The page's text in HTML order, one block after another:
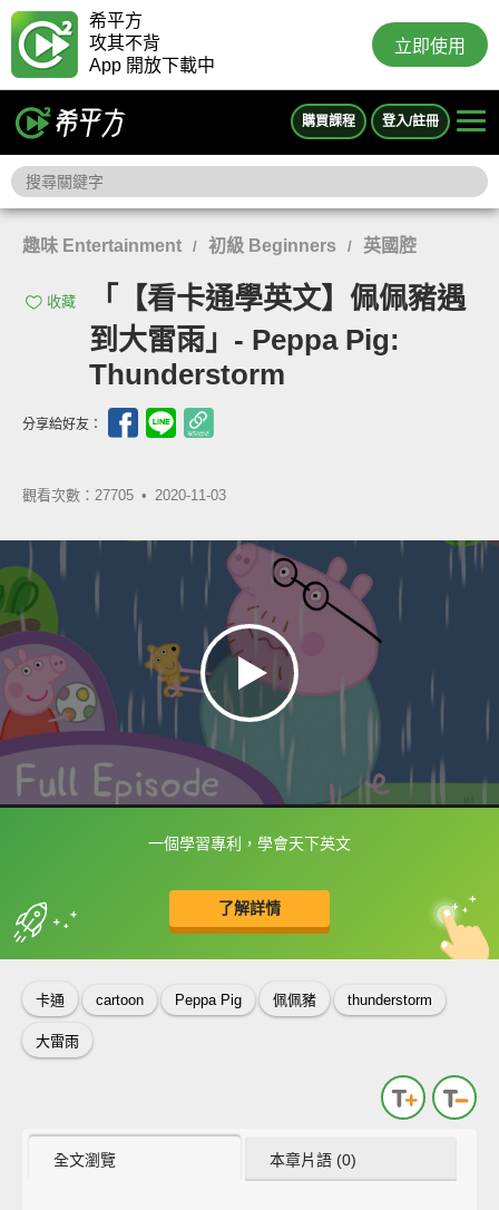
希平方
攻其不背
App 開放下載中
立即使用
購買課程 登入/註冊
趣味 Entertainment / 初級 Beginners / 英國腔
收藏
「【看卡通學英文】佩佩豬遇
到大雷雨」- Peppa Pig:
Thunderstorm
分享給好友：
觀看次數：27705 • 2020-11-03
一個學習專利，學會天下英文
了解詳情
框選或點兩下字幕可以直接查字典喔！
收錄佳句 中
英
卡通 cartoon Peppa Pig 佩佩豬 thunderstorm
大雷雨
全文瀏覽 本章片語 (0)